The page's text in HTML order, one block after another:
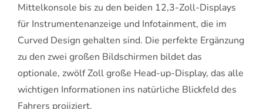
Mittelkonsole bis zu den beiden 12,3-Zoll-Displays
für Instrumentenanzeige und Infotainment, die im
Curved Design gehalten sind. Die perfekte Ergänzung
zu den zwei großen Bildschirmen bildet das
optionale, zwölf Zoll große Head-up-Display, das alle
wichtigen Informationen ins natürliche Blickfeld des
Fahrers projiziert.